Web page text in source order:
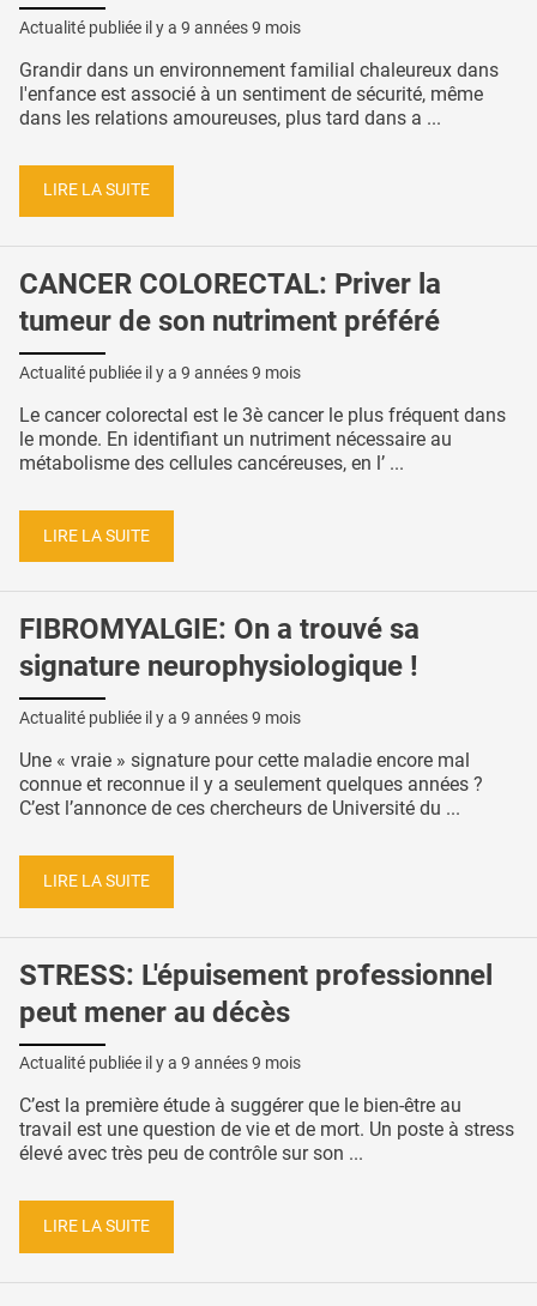
Actualité publiée il y a 9 années 9 mois
Grandir dans un environnement familial chaleureux dans
l'enfance est associé à un sentiment de sécurité, même
dans les relations amoureuses, plus tard dans a ...
LIRE LA SUITE
CANCER COLORECTAL: Priver la
tumeur de son nutriment préféré
Actualité publiée il y a 9 années 9 mois
Le cancer colorectal est le 3è cancer le plus fréquent dans
le monde. En identifiant un nutriment nécessaire au
métabolisme des cellules cancéreuses, en l’ ...
LIRE LA SUITE
FIBROMYALGIE: On a trouvé sa
signature neurophysiologique !
Actualité publiée il y a 9 années 9 mois
Une « vraie » signature pour cette maladie encore mal
connue et reconnue il y a seulement quelques années ?
C’est l’annonce de ces chercheurs de Université du ...
LIRE LA SUITE
STRESS: L'épuisement professionnel
peut mener au décès
Actualité publiée il y a 9 années 9 mois
C’est la première étude à suggérer que le bien-être au
travail est une question de vie et de mort. Un poste à stress
élevé avec très peu de contrôle sur son ...
LIRE LA SUITE